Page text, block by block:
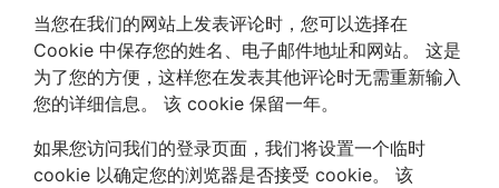
当您在我们的网站上发表评论时，您可以选择在
Cookie 中保存您的姓名、电子邮件地址和网站。 这是
为了您的方便，这样您在发表其他评论时无需重新输入
您的详细信息。 该 cookie 保留一年。
如果您访问我们的登录页面，我们将设置一个临时
cookie 以确定您的浏览器是否接受 cookie。 该